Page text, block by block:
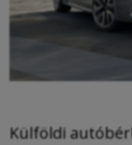
Külföldi